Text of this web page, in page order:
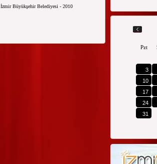
İzmir Büyükşehir Belediyesi - 2010
Pzt
3
10
17
24
31